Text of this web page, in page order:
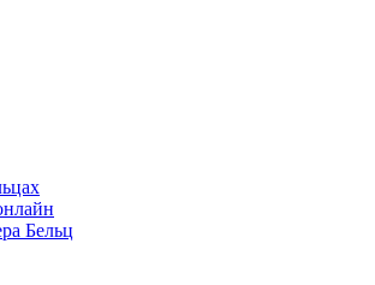
Бельц